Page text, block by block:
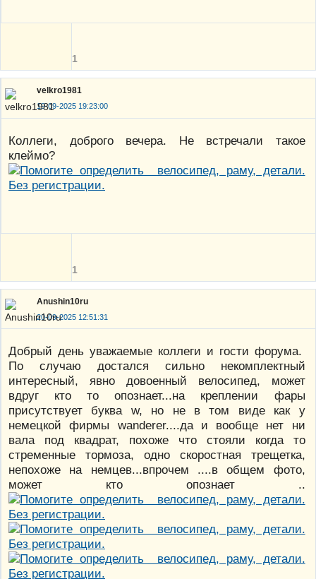
1
velkro1981
19-09-2025 19:23:00
Коллеги, доброго вечера. Не встречали такое
клеймо?
1
Anushin10ru
20-09-2025 12:51:31
Добрый день уважаемые коллеги и гости форума.
По случаю достался сильно некомплектный
интересный, явно довоенный велосипед, может
вдруг кто то опознает...на креплении фары
присутствует буква w, но не в том виде как у
немецкой фирмы wanderer....да и вообще нет ни
вала под квадрат, похоже что стояли когда то
стременные тормоза, одно скоростная трещетка,
непохоже на немцев...впрочем ....в общем фото,
может кто опознает ..